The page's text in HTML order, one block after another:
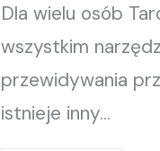
Dla wielu osób
wszystkim
przewidywania
istnieje inny...